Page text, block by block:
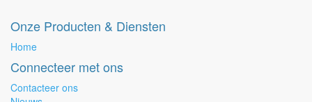
Onze Producten & Diensten
Home
Connecteer met ons
Contacteer ons